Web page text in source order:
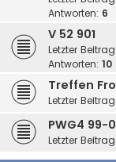
Antworten: 6
V 52 901
Letzter
Antworten: 10
Treffen
Letzter
PWG4 99-
Letzter